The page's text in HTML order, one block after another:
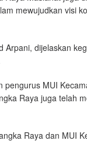
mewujudkan visi
Arpani, dijelaskan
MUI
Raya juga telah
Raya dan MUI